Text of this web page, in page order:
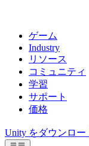
ゲーム
Industry
リソース
コミュニティ
学習
サポート
価格
Unity をダウンロー